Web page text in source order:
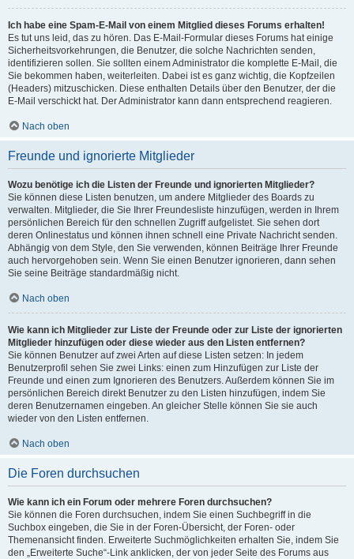
Ich habe eine Spam-E-Mail von einem Mitglied dieses Forums erhalten!
Es tut uns leid, das zu hören. Das E-Mail-Formular dieses Forums hat einige
Sicherheitsvorkehrungen, die Benutzer, die solche Nachrichten senden,
identifizieren sollen. Sie sollten einem Administrator die komplette E-Mail, die
Sie bekommen haben, weiterleiten. Dabei ist es ganz wichtig, die Kopfzeilen
(Headers) mitzuschicken. Diese enthalten Details über den Benutzer, der die
E-Mail verschickt hat. Der Administrator kann dann entsprechend reagieren.
Nach oben
Freunde und ignorierte Mitglieder
Wozu benötige ich die Listen der Freunde und ignorierten Mitglieder?
Sie können diese Listen benutzen, um andere Mitglieder des Boards zu
verwalten. Mitglieder, die Sie Ihrer Freundesliste hinzufügen, werden in Ihrem
persönlichen Bereich für den schnellen Zugriff aufgelistet. Sie sehen dort
deren Onlinestatus und können ihnen schnell eine Private Nachricht senden.
Abhängig von dem Style, den Sie verwenden, können Beiträge Ihrer Freunde
auch hervorgehoben sein. Wenn Sie einen Benutzer ignorieren, dann sehen
Sie seine Beiträge standardmäßig nicht.
Nach oben
Wie kann ich Mitglieder zur Liste der Freunde oder zur Liste der ignorierten
Mitglieder hinzufügen oder diese wieder aus den Listen entfernen?
Sie können Benutzer auf zwei Arten auf diese Listen setzen: In jedem
Benutzerprofil sehen Sie zwei Links: einen zum Hinzufügen zur Liste der
Freunde und einen zum Ignorieren des Benutzers. Außerdem können Sie im
persönlichen Bereich direkt Benutzer zu den Listen hinzufügen, indem Sie
deren Benutzernamen eingeben. An gleicher Stelle können Sie sie auch
wieder von den Listen entfernen.
Nach oben
Die Foren durchsuchen
Wie kann ich ein Forum oder mehrere Foren durchsuchen?
Sie können die Foren durchsuchen, indem Sie einen Suchbegriff in die
Suchbox eingeben, die Sie in der Foren-Übersicht, der Foren- oder
Themenansicht finden. Erweiterte Suchmöglichkeiten erhalten Sie, indem Sie
den „Erweiterte Suche“-Link anklicken, der von jeder Seite des Forums aus